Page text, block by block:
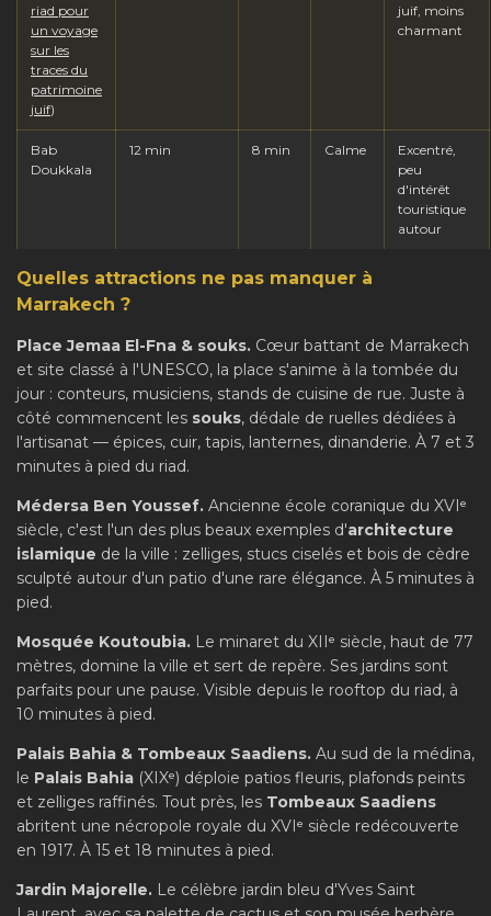
riad pour
un voyage
sur les
traces du
patrimoine
juif)
juif, moins
charmant
Bab
Doukkala
12 min 8 min Calme
Excentré,
peu
d'intérêt
touristique
autour
Quelles attractions ne pas manquer à
Marrakech ?
Place Jemaa El-Fna & souks. Cœur battant de Marrakech
et site classé à l'UNESCO, la place s'anime à la tombée du
jour : conteurs, musiciens, stands de cuisine de rue. Juste à
côté commencent les souks, dédale de ruelles dédiées à
l'artisanat — épices, cuir, tapis, lanternes, dinanderie. À 7 et 3
minutes à pied du riad.
Médersa Ben Youssef. Ancienne école coranique du XVIᵉ
siècle, c'est l'un des plus beaux exemples d'architecture
islamique de la ville : zelliges, stucs ciselés et bois de cèdre
sculpté autour d'un patio d'une rare élégance. À 5 minutes à
pied.
Mosquée Koutoubia. Le minaret du XIIᵉ siècle, haut de 77
mètres, domine la ville et sert de repère. Ses jardins sont
parfaits pour une pause. Visible depuis le rooftop du riad, à
10 minutes à pied.
Palais Bahia & Tombeaux Saadiens. Au sud de la médina,
le Palais Bahia (XIXᵉ) déploie patios fleuris, plafonds peints
et zelliges raffinés. Tout près, les Tombeaux Saadiens
abritent une nécropole royale du XVIᵉ siècle redécouverte
en 1917. À 15 et 18 minutes à pied.
Jardin Majorelle. Le célèbre jardin bleu d'Yves Saint